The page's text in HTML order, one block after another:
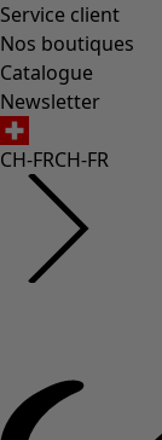
Service client
Nos boutiques
Catalogue
Newsletter
CH-FRCH-FR